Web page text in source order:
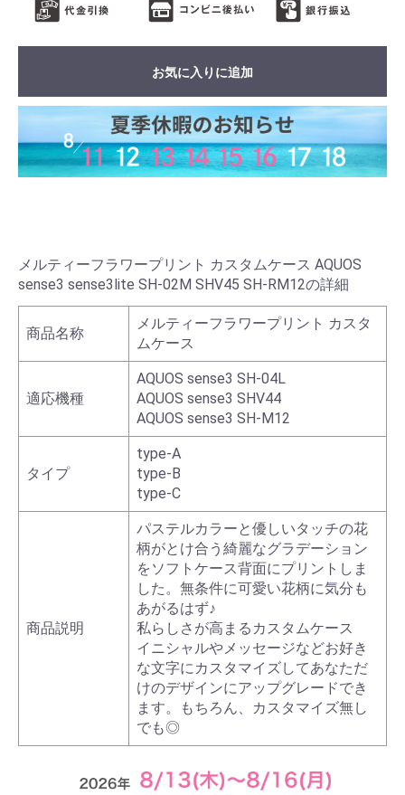
お気に入りに追加
メルティーフラワープリント カスタムケース AQUOS
sense3 sense3lite SH-02M SHV45 SH-RM12の詳細
商品名称
メルティーフラワープリント カスタ
ムケース
適応機種
AQUOS sense3 SH-04L
AQUOS sense3 SHV44
AQUOS sense3 SH-M12
タイプ
type-A
type-B
type-C
商品説明
パステルカラーと優しいタッチの花
柄がとけ合う綺麗なグラデーション
をソフトケース背面にプリントしま
した。無条件に可愛い花柄に気分も
あがるはず♪
私らしさが高まるカスタムケース
イニシャルやメッセージなどお好き
な文字にカスタマイズしてあなただ
けのデザインにアップグレードでき
ます。もちろん、カスタマイズ無し
でも◎